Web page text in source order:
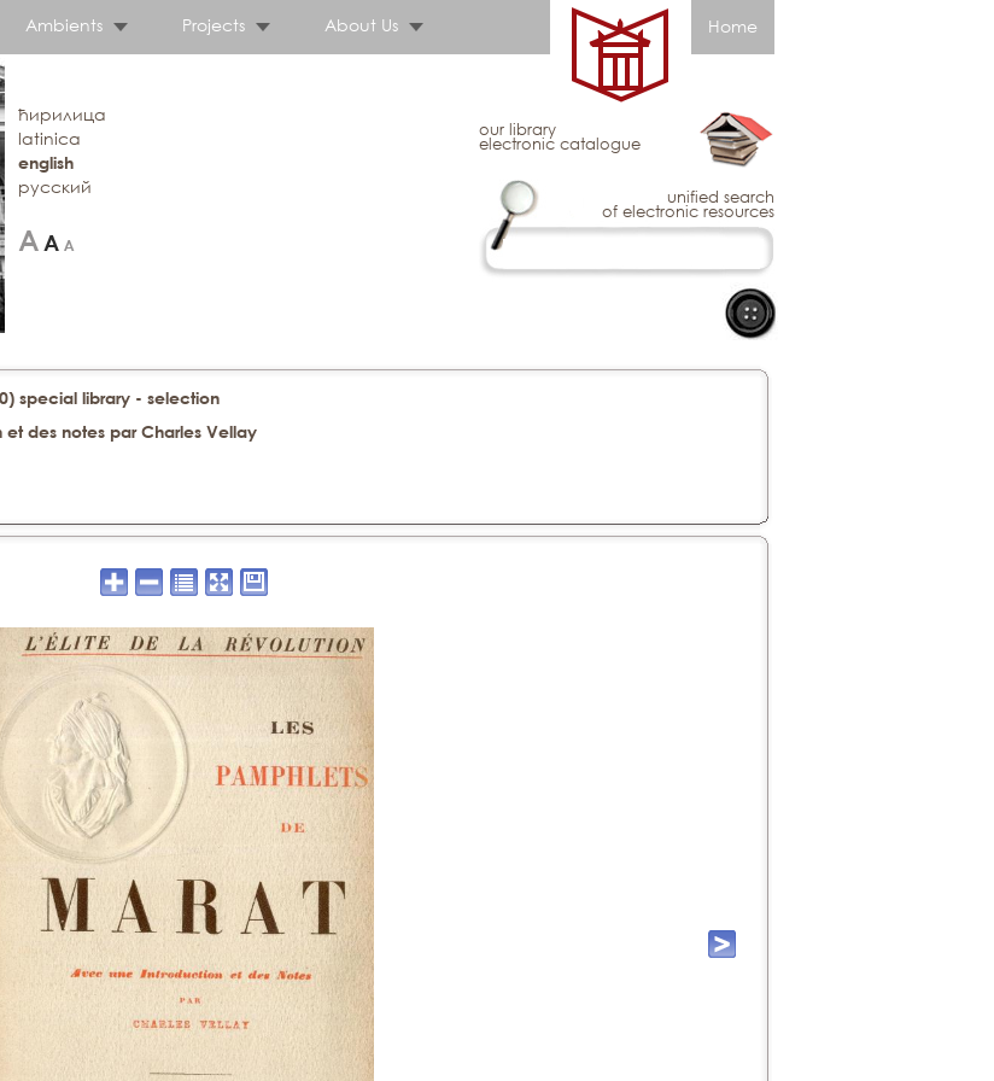
Ambients Projects About Us Home
ћирилица
latinica
english
русский
our library
electronic catalogue
unified search
of electronic resources
special library - selection
des notes par Charles Vellay